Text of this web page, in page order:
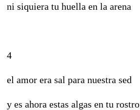
ni siquiera tu huella en la arena
4
el amor era sal para nuestra sed
y es ahora estas algas en tu rostro